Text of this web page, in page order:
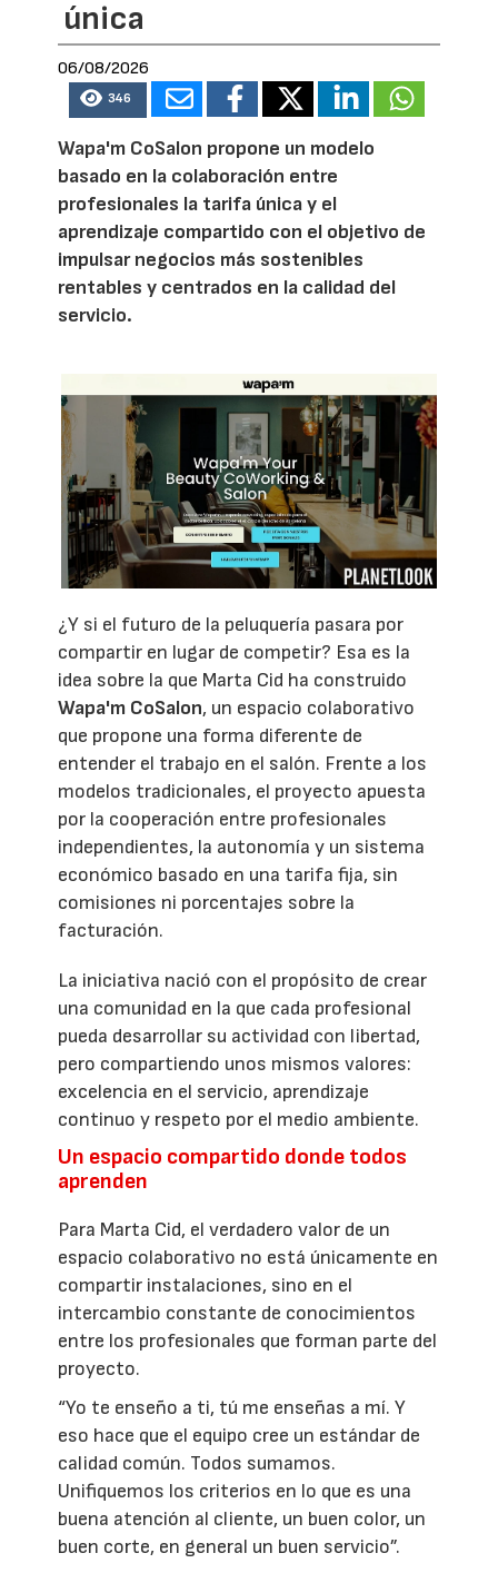
única
06/08/2026
346
Wapa'm CoSalon propone un modelo
basado en la colaboración entre
profesionales la tarifa única y el
aprendizaje compartido con el objetivo de
impulsar negocios más sostenibles
rentables y centrados en la calidad del
servicio.
¿Y si el futuro de la peluquería pasara por
compartir en lugar de competir? Esa es la
idea sobre la que Marta Cid ha construido
Wapa'm CoSalon, un espacio colaborativo
que propone una forma diferente de
entender el trabajo en el salón. Frente a los
modelos tradicionales, el proyecto apuesta
por la cooperación entre profesionales
independientes, la autonomía y un sistema
económico basado en una tarifa fija, sin
comisiones ni porcentajes sobre la
facturación.
La iniciativa nació con el propósito de crear
una comunidad en la que cada profesional
pueda desarrollar su actividad con libertad,
pero compartiendo unos mismos valores:
excelencia en el servicio, aprendizaje
continuo y respeto por el medio ambiente.
Un espacio compartido donde todos
aprenden
Para Marta Cid, el verdadero valor de un
espacio colaborativo no está únicamente en
compartir instalaciones, sino en el
intercambio constante de conocimientos
entre los profesionales que forman parte del
proyecto.
“Yo te enseño a ti, tú me enseñas a mí. Y
eso hace que el equipo cree un estándar de
calidad común. Todos sumamos.
Unifiquemos los criterios en lo que es una
buena atención al cliente, un buen color, un
buen corte, en general un buen servicio”.